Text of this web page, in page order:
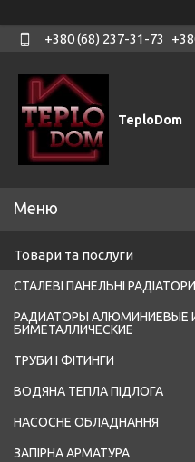
+380 (68) 237-31-73
TeploDom
Товари та послуги
СТАЛЕВІ ПАНЕЛЬНІ РАДІАТОРИ
РАДИАТОРЫ АЛЮМИНИЕВЫЕ
БИМЕТАЛЛИЧЕСКИЕ
ТРУБИ І ФІТИНГИ
ВОДЯНА ТЕПЛА ПІДЛОГА
НАСОСНЕ ОБЛАДНАННЯ
ЗАПІРНА АРМАТУРА